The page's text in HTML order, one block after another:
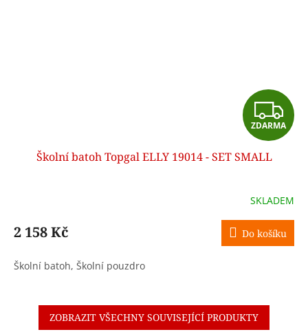
Z
D
R
M
A
ZDARMA
Školní batoh Topgal ELLY 19014 - SET SMALL
SKLADEM
2 158 Kč Do košíku
Školní batoh, Školní pouzdro
ZOBRAZIT VŠECHNY SOUVISEJÍCÍ PRODUKTY